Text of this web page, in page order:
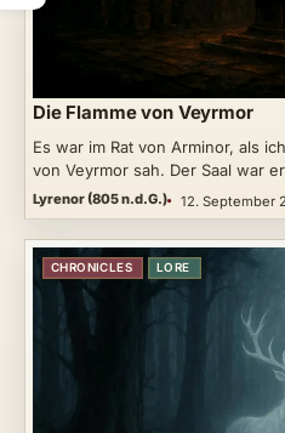
Die Flamme von Veyrmor
Es war im Rat von Arminor, als
von Veyrmor sah. Der Saal war
Lyrenor (805 n.d.G.) 12. September
CHRONICLES LORE